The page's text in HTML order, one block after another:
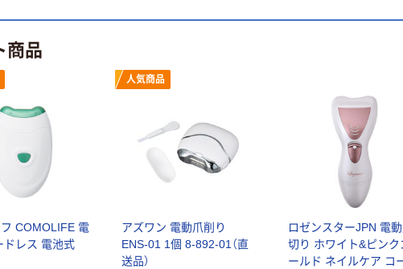
商品
COMOLIFE 電
ドレス 電池式
人気商品
アズワン 電動爪削り
ENS-01 1個 8-892-01（直
送品）
ロゼンスターJPN 電
切り ホワイト&ピンク
ールド ネイルケア コー